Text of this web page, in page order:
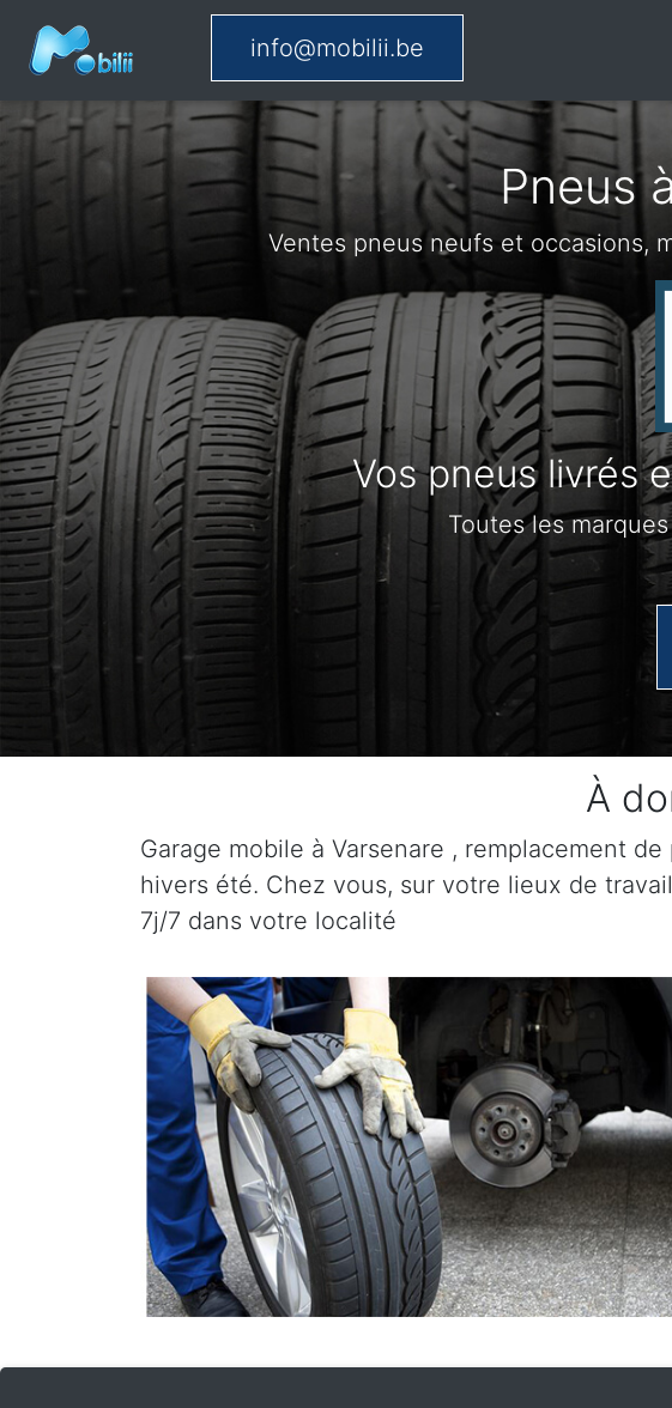
info@mobilii.be
Pneus
Ventes pneus neufs et occasions,
Vos pneus livrés
Toutes les
À
Garage mobile à Varsenare , remplacement
hivers été. Chez vous, sur votre lieux de
7j/7 dans votre localité